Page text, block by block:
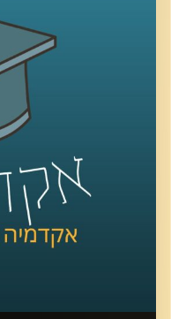
ד״ר רונית לוין
רדזינר למשפטים,
ובנייה מספרת לנו
שקשורה לסעיף
זאת במסגרת
ד"ר אדם שנער.
קרדיט תמונות: